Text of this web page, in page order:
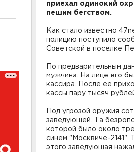
приехал одинокий
пешим бегством.
Как стало известно
полицию поступило
Советской в поселке
По предварительным
мужчина. На лице его
кассира. После ее
кассы пару тысяч
Под угрозой оружия
заведующей. Та
которой было около
синем "Москвиче-2141".
этого заведующая